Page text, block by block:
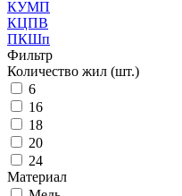
КУМП
КЦПВ
ПКШп
Фильтр
Количество жил (шт.)
6
16
18
20
24
Материал